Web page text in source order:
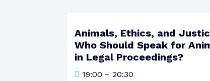
10
MONTAG
Animals, Ethics, and
Who Should Speak for
in Legal Proceedings?
19:00 – 20:30